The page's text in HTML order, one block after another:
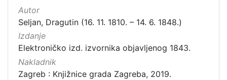
Autor
Seljan, Dragutin (16. 11. 1810. – 14. 6. 1848.)
Izdanje
Elektroničko izd. izvornika objavljenog 1843.
Nakladnik
Zagreb : Knjižnice grada Zagreba, 2019.